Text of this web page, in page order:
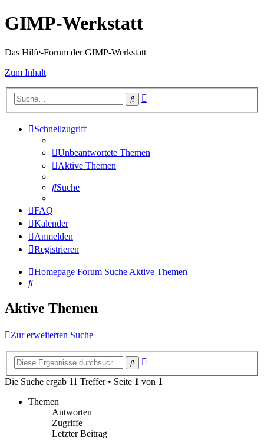
GIMP-Werkstatt
Das Hilfe-Forum der GIMP-Werkstatt
Zum Inhalt
Suche
Schnellzugriff
Unbeantwortete Themen
Aktive Themen
Suche
FAQ
Kalender
Anmelden
Registrieren
Homepage Forum SucheAktive Themen
Suche
Aktive Themen
Zur erweiterten Suche
Suche
Die Suche ergab 11 Treffer • Seite 1 von 1
Themen
Antworten
Zugriffe
Letzter Beitrag